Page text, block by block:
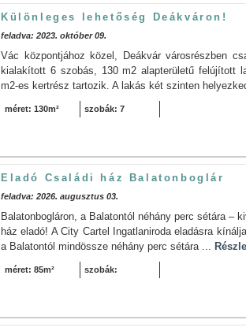
Különleges lehetőség Deákváron!
feladva: 2023. október 09.
Vác központjához közel, Deákvár városrészben
kialakított 6 szobás, 130 m2 alapterületű felújított
m2-es kertrész tartozik. A lakás két szinten
méret: 130m² szobák: 7
Eladó Családi ház Balatonboglár
feladva: 2026. augusztus 03.
Balatonbogláron, a Balatontól néhány perc sétára –
ház eladó! A City Cartel Ingatlaniroda eladásra
a Balatontól mindössze néhány perc sétára ...
méret: 85m² szobák: